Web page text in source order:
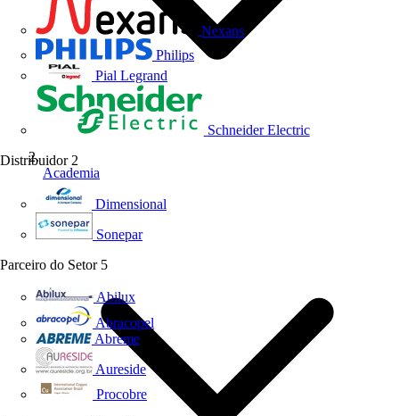
Nexans
Philips
Pial Legrand
Schneider Electric
Distribuidor 2
Dimensional
Sonepar
Parceiro do Setor 5
Abilux
Abracopel
Abreme
Aureside
Procobre
Academia